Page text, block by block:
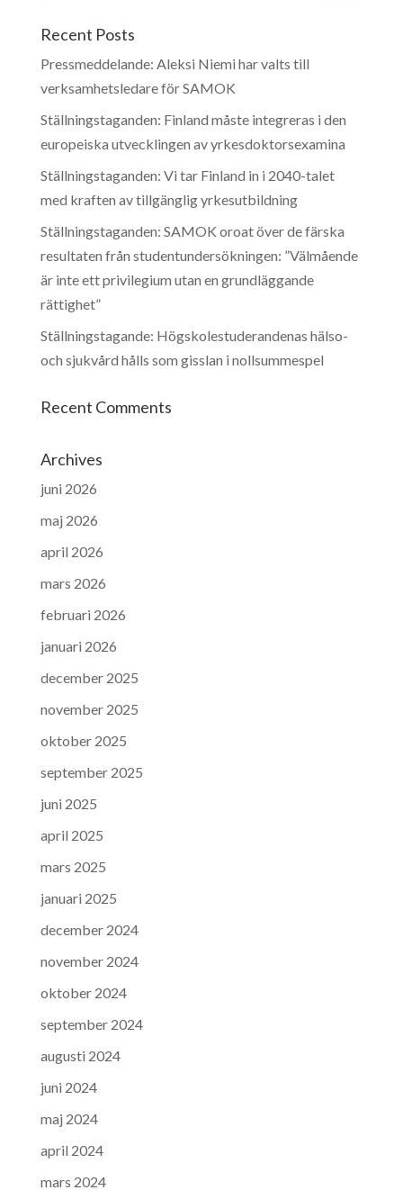
Recent Posts
Pressmeddelande: Aleksi Niemi har valts till
verksamhetsledare för SAMOK
Ställningstaganden: Finland måste integreras i den
europeiska utvecklingen av yrkesdoktorsexamina
Ställningstaganden: Vi tar Finland in i 2040-talet
med kraften av tillgänglig yrkesutbildning
Ställningstaganden: SAMOK oroat över de färska
resultaten från studentundersökningen: ”Välmående
är inte ett privilegium utan en grundläggande
rättighet”
Ställningstagande: Högskolestuderandenas hälso-
och sjukvård hålls som gisslan i nollsummespel
Recent Comments
Archives
juni 2026
maj 2026
april 2026
mars 2026
februari 2026
januari 2026
december 2025
november 2025
oktober 2025
september 2025
juni 2025
april 2025
mars 2025
januari 2025
december 2024
november 2024
oktober 2024
september 2024
augusti 2024
juni 2024
maj 2024
april 2024
mars 2024